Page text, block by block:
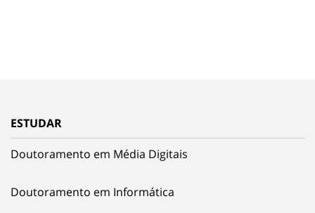
ESTUDAR
Doutoramento em Média Digitais
Doutoramento em Informática